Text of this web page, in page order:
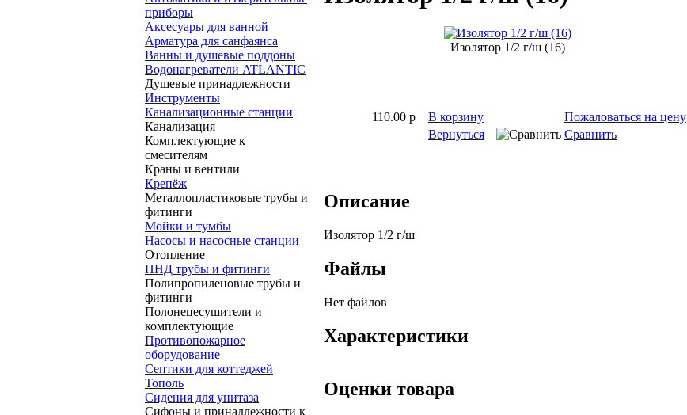
приборы
Аксесуары для ванной
Арматура для санфаянса
Ванны и душевые поддоны
Водонагреватели ATLANTIC
Душевые принадлежности
Инструменты
Канализационные станции
Канализация
Комплектующие к
смесителям
Краны и вентили
Крепёж
Металлопластиковые трубы и
фитинги
Мойки и тумбы
Насосы и насосные станции
Отопление
ПНД трубы и фитинги
Полипропиленовые трубы и
фитинги
Полонецесушители и
комплектующие
Противопожарное
оборудование
Септики для коттеджей
Тополь
Сидения для унитаза
Сифоны и принадлежности к
Изолятор 1/2 г/ш (16)
110.00 p
В корзину
Вернуться
Пожаловаться на цену
Сравнить
Описание
Изолятор 1/2 г/ш
Файлы
Нет файлов
Характеристики
Оценки товара